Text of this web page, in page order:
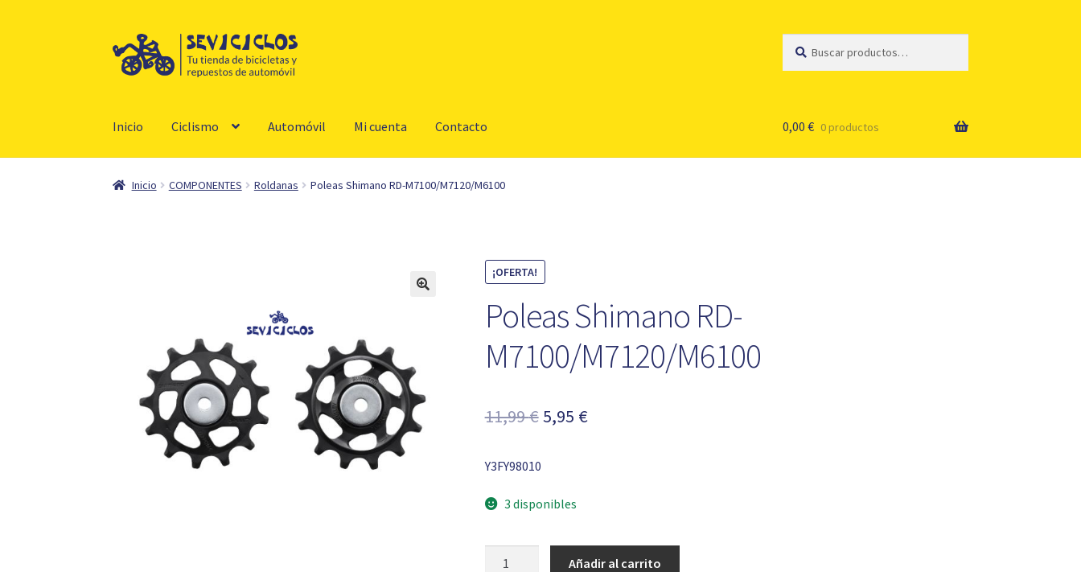
Ir
a
Ir
al
por:
Inicio Ciclismo Automóvil Mi cuenta Contacto 0,00 € 0 productos
Inicio COMPONENTES Roldanas Poleas Shimano RD-M7100/M7120/M6100
¡OFERTA!
Poleas Shimano RD-
M7100/M7120/M6100
11,99€ El
era:
5,95 €El
Y3FY98010
3 disponibles
Añadir al carrito